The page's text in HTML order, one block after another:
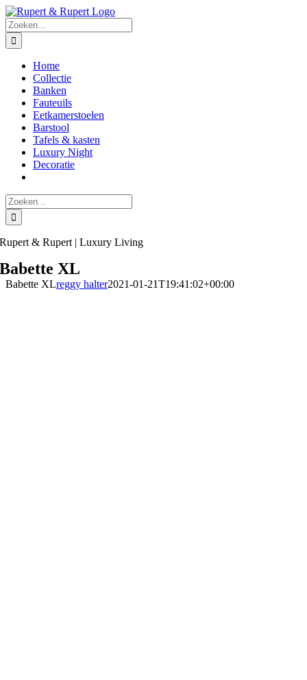
Ga
naar
inhoud
Zoeken
naar:
Home
Collectie
Banken
Fauteuils
Eetkamerstoelen
Barstool
Tafels & kasten
Luxury Night
Decoratie
Zoeken
naar:
Rupert & Rupert | Luxury Living
Babette XL
Babette XLreggy halter2021-01-21T19:41:02+00:00